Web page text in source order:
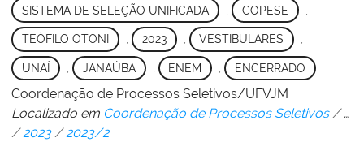
SISTEMA DE SELEÇÃO UNIFICADA COPESE
TEÓFILO OTONI , 2023 , VESTIBULARES ,
UNAÍ JANAÚBA ENEM , ENCERRADO
Coordenação de Processos Seletivos/UFVJM
Localizado em Coordenação de Processos Seletivos /…
/2023 /2023/2